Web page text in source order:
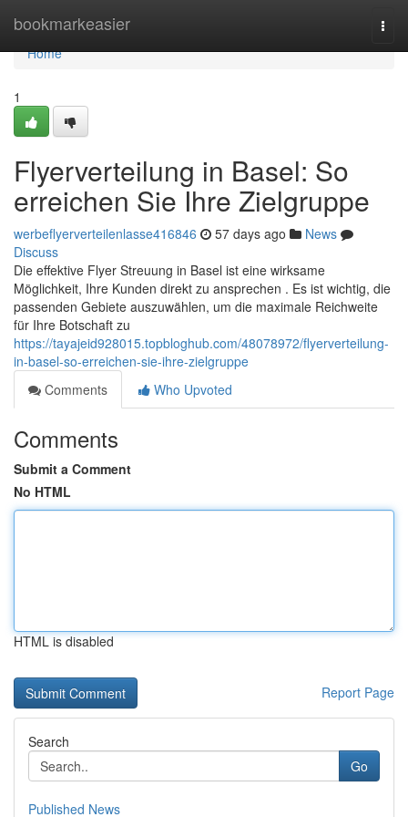
bookmarkeasier
Home
Home
1
Flyerverteilung in Basel: So
erreichen Sie Ihre Zielgruppe
werbeflyerverteilenlasse416846 57 days ago
News
Discuss
Die effektive Flyer Streuung in Basel ist eine wirksame
Möglichkeit, Ihre Kunden direkt zu ansprechen . Es ist wichtig, die
passenden Gebiete auszuwählen, um die maximale Reichweite
für Ihre Botschaft zu
https://tayajeid928015.topbloghub.com/48078972/flyerverteilung-
in-basel-so-erreichen-sie-ihre-zielgruppe
Comments
Who Upvoted
Comments
Submit a Comment
No HTML
HTML is disabled
Report Page
Search
Go
Published News